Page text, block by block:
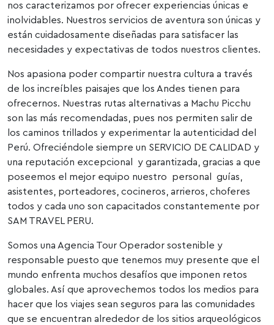
nos caracterizamos por ofrecer experiencias únicas e
inolvidables. Nuestros servicios de aventura son únicas y
están cuidadosamente diseñadas para satisfacer las
necesidades y expectativas de todos nuestros clientes.
Nos apasiona poder compartir nuestra cultura a través
de los increíbles paisajes que los Andes tienen para
ofrecernos. Nuestras rutas alternativas a Machu Picchu
son las más recomendadas, pues nos permiten salir de
los caminos trillados y experimentar la autenticidad del
Perú. Ofreciéndole siempre un SERVICIO DE CALIDAD y
una reputación excepcional y garantizada, gracias a que
poseemos el mejor equipo nuestro personal guías,
asistentes, porteadores, cocineros, arrieros, choferes
todos y cada uno son capacitados constantemente por
SAM TRAVEL PERU.
Somos una Agencia Tour Operador sostenible y
responsable puesto que tenemos muy presente que el
mundo enfrenta muchos desafíos que imponen retos
globales. Así que aprovechemos todos los medios para
hacer que los viajes sean seguros para las comunidades
que se encuentran alrededor de los sitios arqueológicos